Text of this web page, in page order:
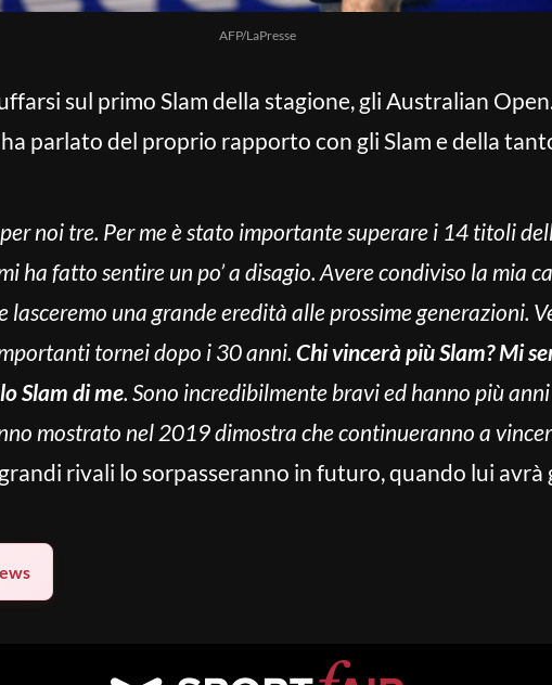
AFP/LaPresse
sul primo Slam della stagione, gli Australian
parlato del proprio rapporto con gli Slam e della
noi tre. Per me è stato importante superare i 14 titoli
ha fatto sentire un po’ a disagio. Avere condiviso la mia
lasceremo una grande eredità alle prossime generazioni.
tornei dopo i 30 anni. Chi vincerà più Slam? Mi
Slam di me. Sono incredibilmente bravi ed hanno più
mostrato nel 2019 dimostra che continueranno a
rivali lo sorpasseranno in futuro, quando lui avrà